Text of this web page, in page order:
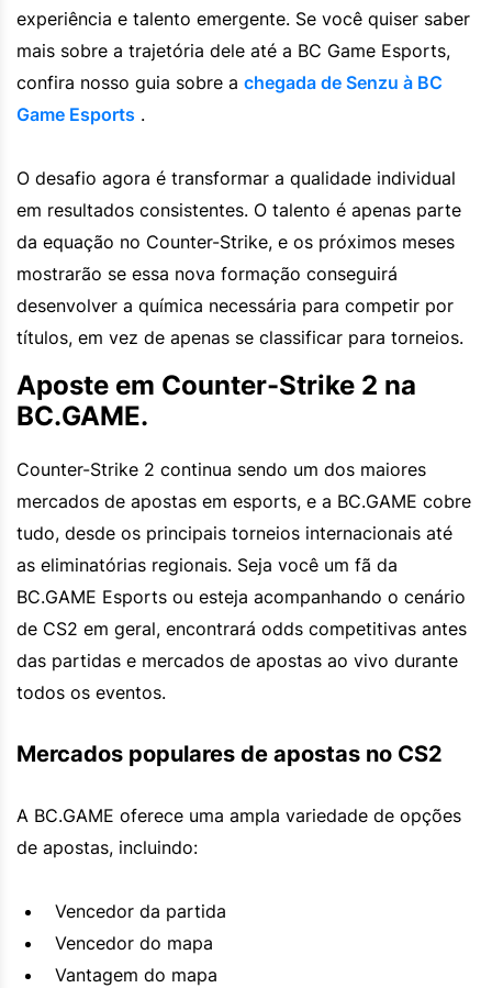
experiência e talento emergente. Se você quiser saber
mais sobre a trajetória dele até a BC Game Esports,
confira nosso guia sobre a chegada de Senzu à BC
Game Esports .
O desafio agora é transformar a qualidade individual
em resultados consistentes. O talento é apenas parte
da equação no Counter-Strike, e os próximos meses
mostrarão se essa nova formação conseguirá
desenvolver a química necessária para competir por
títulos, em vez de apenas se classificar para torneios.
Aposte em Counter-Strike 2 na
BC.GAME.
Counter-Strike 2 continua sendo um dos maiores
mercados de apostas em esports, e a BC.GAME cobre
tudo, desde os principais torneios internacionais até
as eliminatórias regionais. Seja você um fã da
BC.GAME Esports ou esteja acompanhando o cenário
de CS2 em geral, encontrará odds competitivas antes
das partidas e mercados de apostas ao vivo durante
todos os eventos.
Mercados populares de apostas no CS2
A BC.GAME oferece uma ampla variedade de opções
de apostas, incluindo:
Vencedor da partida
Vencedor do mapa
Vantagem do mapa